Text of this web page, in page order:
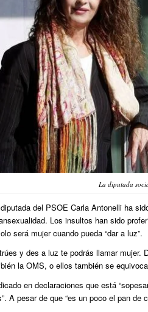
La diputada
del PSOE Carla Antonelli ha
Los insultos han sido
será mujer cuando pueda “dar a luz”.
y des a luz te podrás llamar
la OMS, o ellos también se
en declaraciones que está
A pesar de que “es un poco el pan de